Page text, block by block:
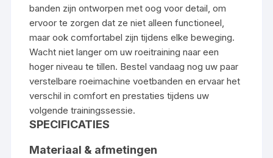
banden zijn ontworpen met oog voor detail, om
ervoor te zorgen dat ze niet alleen functioneel,
maar ook comfortabel zijn tijdens elke beweging.
Wacht niet langer om uw roeitraining naar een
hoger niveau te tillen. Bestel vandaag nog uw paar
verstelbare roeimachine voetbanden en ervaar het
verschil in comfort en prestaties tijdens uw
volgende trainingssessie.
SPECIFICATIES
Materiaal & afmetingen